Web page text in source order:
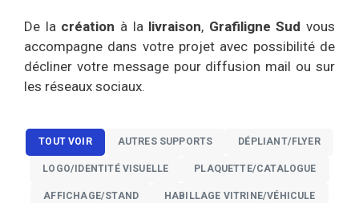
De la création à la livraison, Grafiligne Sud vous
accompagne dans votre projet avec possibilité de
décliner votre message pour diffusion mail ou sur
les réseaux sociaux.
TOUT VOIR AUTRES SUPPORTS DÉPLIANT/FLYER
LOGO/IDENTITÉ VISUELLE PLAQUETTE/CATALOGUE
AFFICHAGE/STAND HABILLAGE VITRINE/VÉHICULE